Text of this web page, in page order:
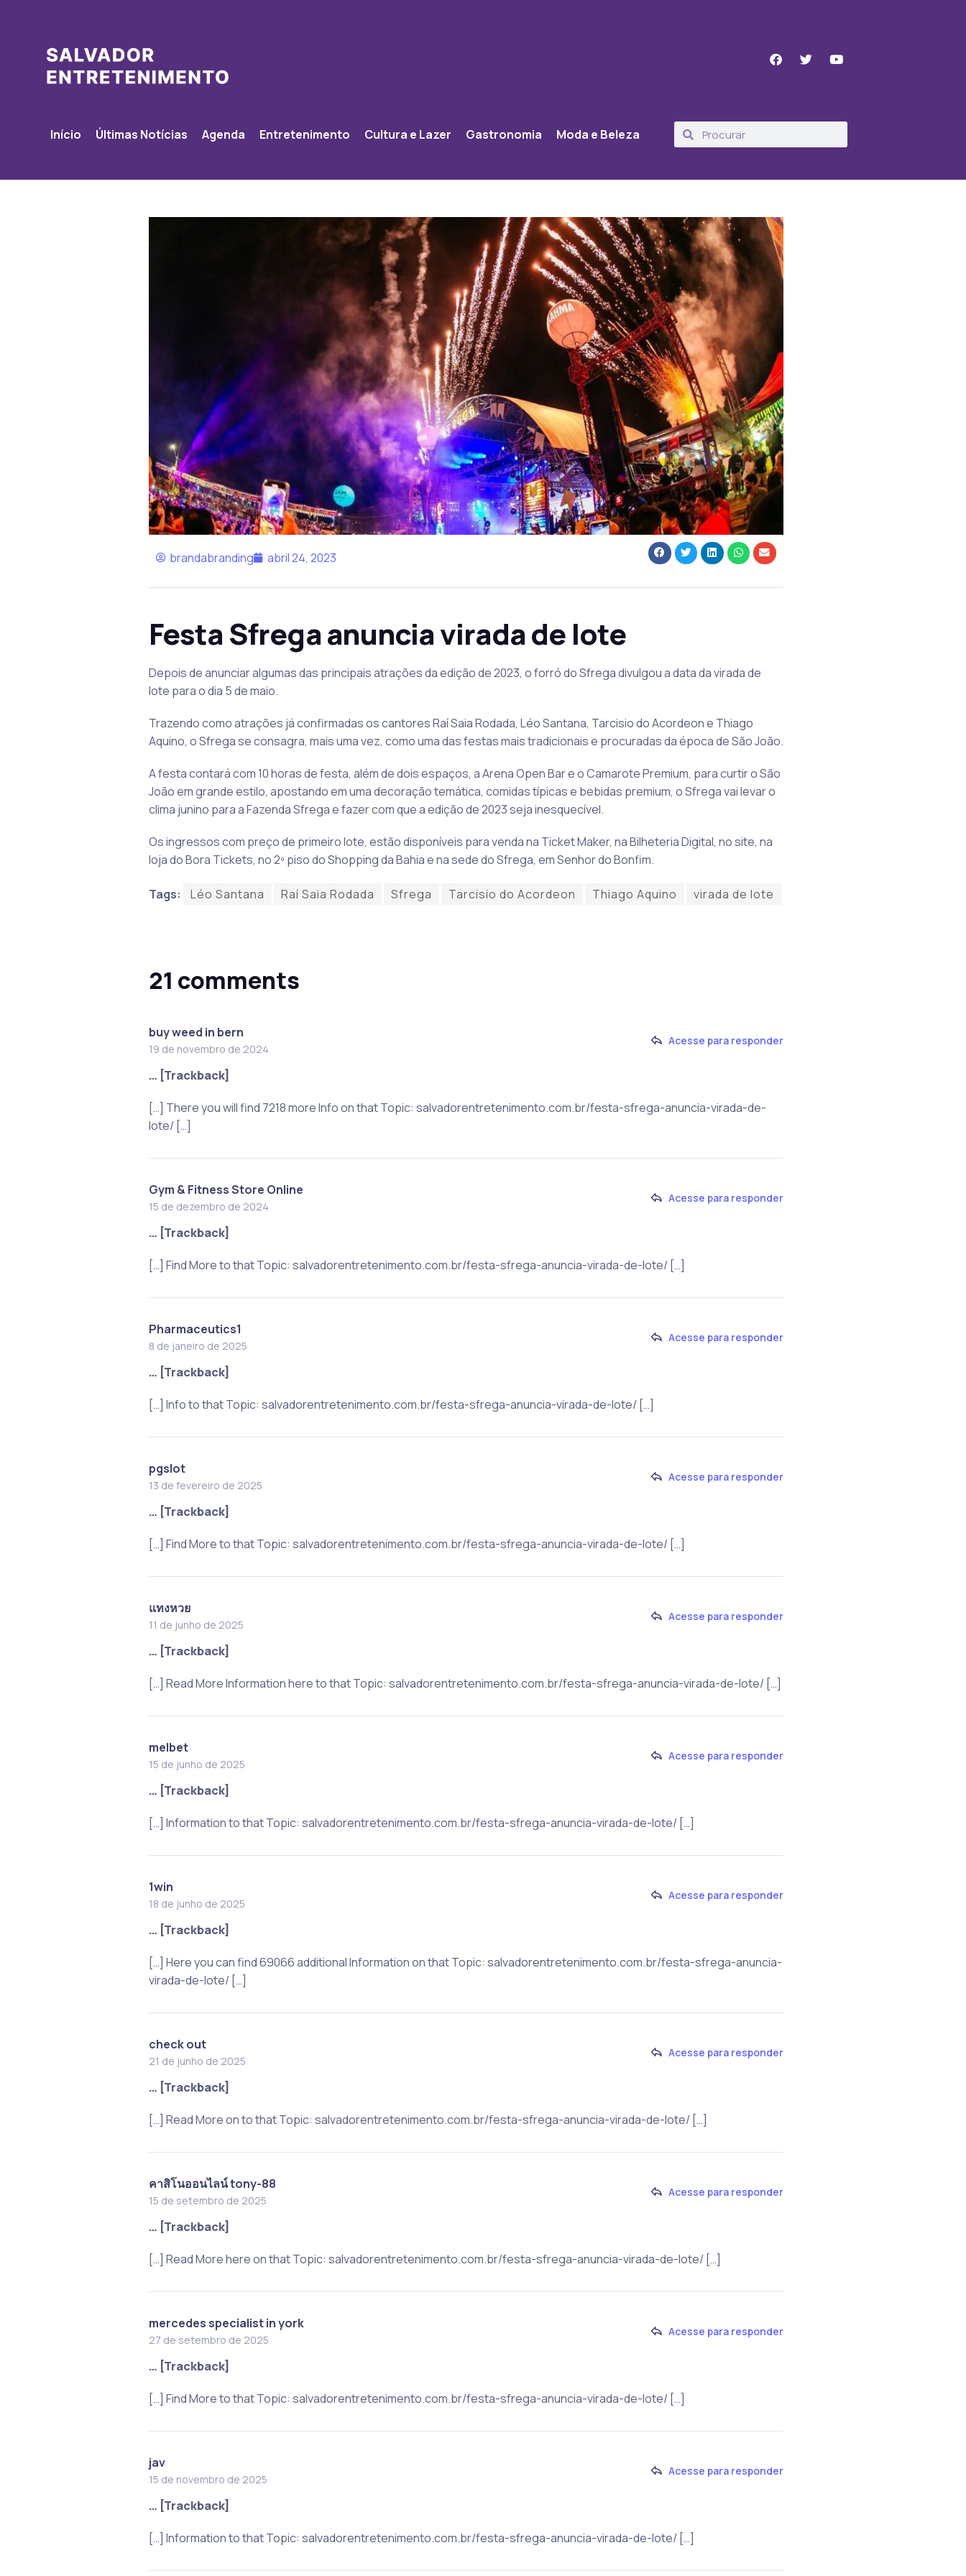
Início Últimas Notícias Agenda Entretenimento Cultura e Lazer Gastronomia Moda e Beleza
brandabranding abril 24, 2023
Festa Sfrega anuncia virada de lote
Depois de anunciar algumas das principais atrações da edição de 2023, o forró do Sfrega divulgou a data da virada de
lote para o dia 5 de maio.
Trazendo como atrações já confirmadas os cantores Raí Saia Rodada, Léo Santana, Tarcisio do Acordeon e Thiago
Aquino, o Sfrega se consagra, mais uma vez, como uma das festas mais tradicionais e procuradas da época de São João.
A festa contará com 10 horas de festa, além de dois espaços, a Arena Open Bar e o Camarote Premium, para curtir o São
João em grande estilo, apostando em uma decoração temática, comidas típicas e bebidas premium, o Sfrega vai levar o
clima junino para a Fazenda Sfrega e fazer com que a edição de 2023 seja inesquecível.
Os ingressos com preço de primeiro lote, estão disponíveis para venda na Ticket Maker, na Bilheteria Digital, no site, na
loja do Bora Tickets, no 2º piso do Shopping da Bahia e na sede do Sfrega, em Senhor do Bonfim.
Tags: Léo Santana Raí Saia Rodada Sfrega Tarcisio do Acordeon Thiago Aquino virada de lote
21 comments
buy weed in bern
19 de novembro de 2024
Acesse para responder
… [Trackback]
[…] There you will find 7218 more Info on that Topic: salvadorentretenimento.com.br/festa-sfrega-anuncia-virada-de-
lote/ […]
Gym & Fitness Store Online
15 de dezembro de 2024
Acesse para responder
… [Trackback]
[…] Find More to that Topic: salvadorentretenimento.com.br/festa-sfrega-anuncia-virada-de-lote/ […]
Pharmaceutics1
8 de janeiro de 2025
Acesse para responder
… [Trackback]
[…] Info to that Topic: salvadorentretenimento.com.br/festa-sfrega-anuncia-virada-de-lote/ […]
pgslot
13 de fevereiro de 2025
Acesse para responder
… [Trackback]
[…] Find More to that Topic: salvadorentretenimento.com.br/festa-sfrega-anuncia-virada-de-lote/ […]
แทงหวย
11 de junho de 2025
Acesse para responder
… [Trackback]
[…] Read More Information here to that Topic: salvadorentretenimento.com.br/festa-sfrega-anuncia-virada-de-lote/ […]
melbet
15 de junho de 2025
Acesse para responder
… [Trackback]
[…] Information to that Topic: salvadorentretenimento.com.br/festa-sfrega-anuncia-virada-de-lote/ […]
1win
18 de junho de 2025
Acesse para responder
… [Trackback]
[…] Here you can find 69066 additional Information on that Topic: salvadorentretenimento.com.br/festa-sfrega-anuncia-
virada-de-lote/ […]
check out
21 de junho de 2025
Acesse para responder
… [Trackback]
[…] Read More on to that Topic: salvadorentretenimento.com.br/festa-sfrega-anuncia-virada-de-lote/ […]
คาสิโนออนไลน์ tony-88
15 de setembro de 2025
Acesse para responder
… [Trackback]
[…] Read More here on that Topic: salvadorentretenimento.com.br/festa-sfrega-anuncia-virada-de-lote/ […]
mercedes specialist in york
27 de setembro de 2025
Acesse para responder
… [Trackback]
[…] Find More to that Topic: salvadorentretenimento.com.br/festa-sfrega-anuncia-virada-de-lote/ […]
jav
15 de novembro de 2025
Acesse para responder
… [Trackback]
[…] Information to that Topic: salvadorentretenimento.com.br/festa-sfrega-anuncia-virada-de-lote/ […]